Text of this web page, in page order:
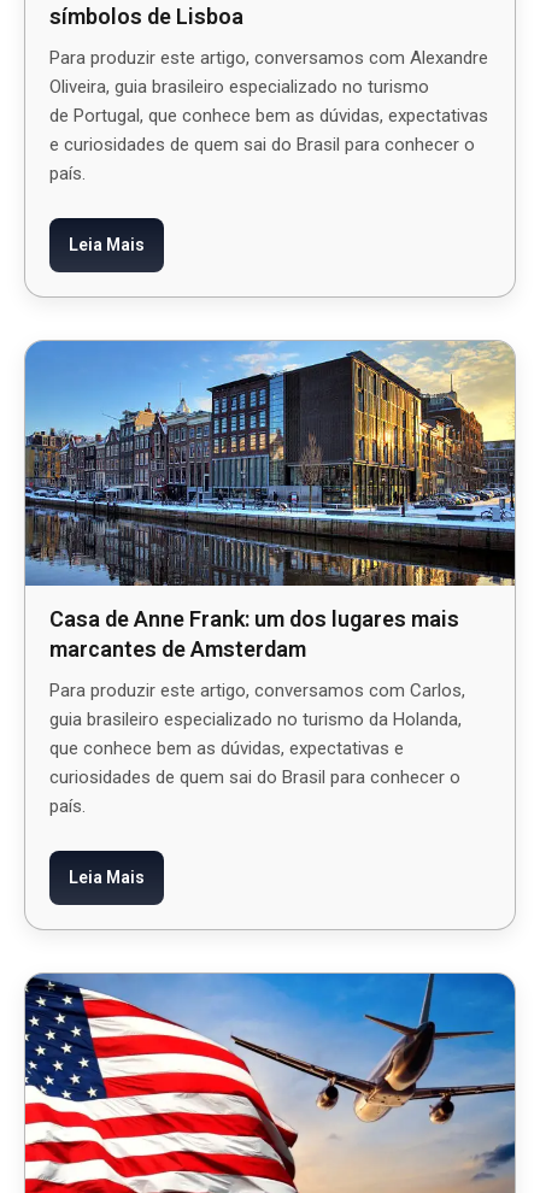
símbolos de Lisboa
Para produzir este artigo, conversamos com Alexandre
Oliveira, guia brasileiro especializado no turismo
de Portugal, que conhece bem as dúvidas, expectativas
e curiosidades de quem sai do Brasil para conhecer o
país.
Leia Mais
Casa de Anne Frank: um dos lugares mais
marcantes de Amsterdam
Para produzir este artigo, conversamos com Carlos,
guia brasileiro especializado no turismo da Holanda,
que conhece bem as dúvidas, expectativas e
curiosidades de quem sai do Brasil para conhecer o
país.
Leia Mais